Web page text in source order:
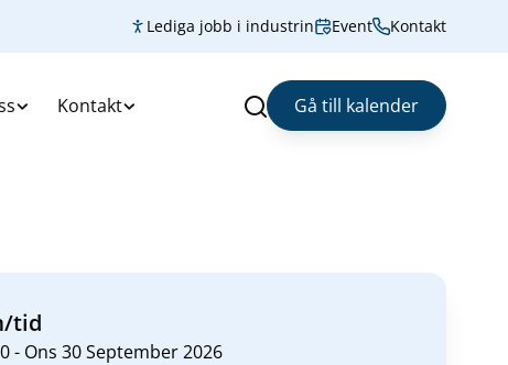
Lediga jobb i industrin Event Kontakt
Kontakt Sök Gå till kalender
tid
- Ons 30 September 2026